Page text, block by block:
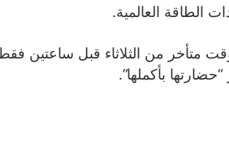
الطاقة العالمية.
متأخر من ​الثلاثاء قبل ساعتين فقط
بأكملها”.